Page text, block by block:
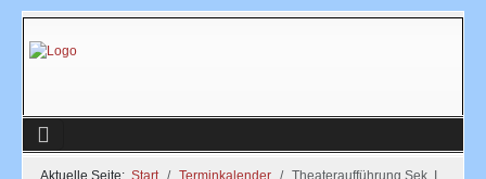
Aktuelle Seite: Start Terminkalender Theateraufführung Sek. I